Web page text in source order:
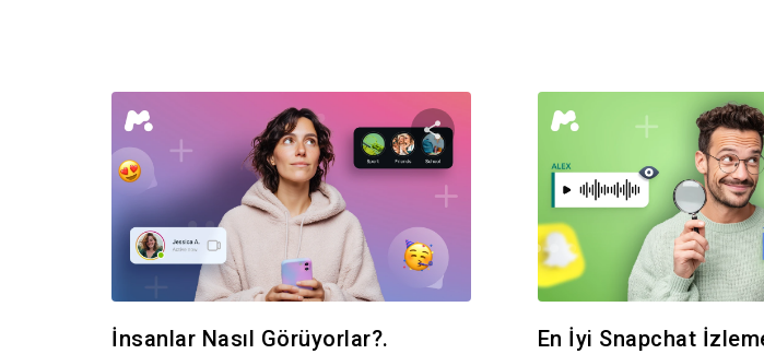
Bu makaleyi paylaş
Twitter Bağlantıyı kopyala
İnsanlar Nasıl Görüyorlar?.
En İyi Snapchat